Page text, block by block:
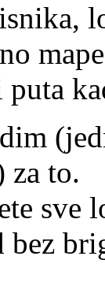
puta
za to.
sve